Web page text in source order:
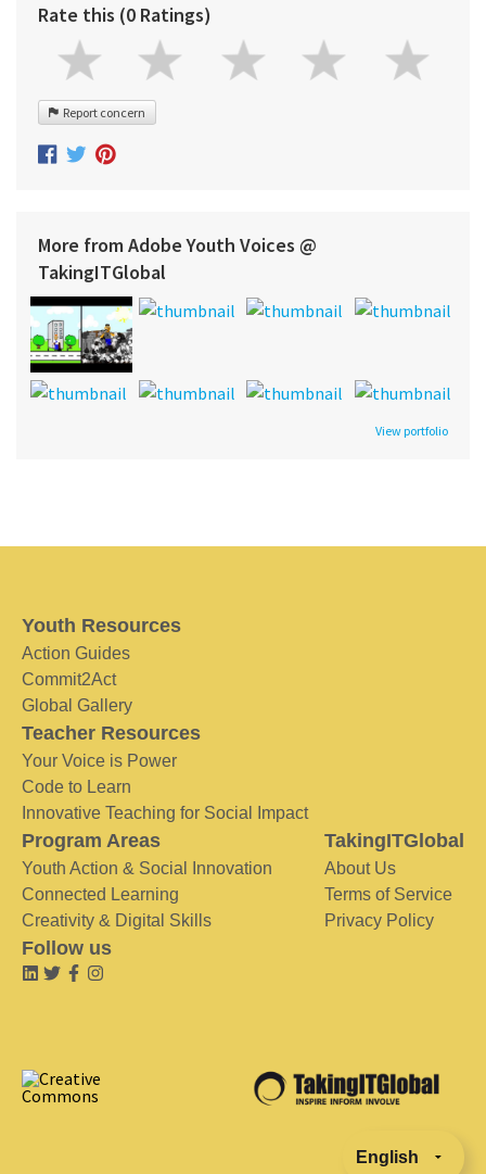
Rate this (0 Ratings)
Report concern
More from Adobe Youth Voices @
TakingITGlobal
View portfolio
Youth Resources
Action Guides
Commit2Act
Global Gallery
Teacher Resources
Your Voice is Power
Code to Learn
Innovative Teaching for Social Impact
Program Areas
Youth Action & Social Innovation
Connected Learning
Creativity & Digital Skills
TakingITGlobal
About Us
Terms of Service
Privacy Policy
Follow us